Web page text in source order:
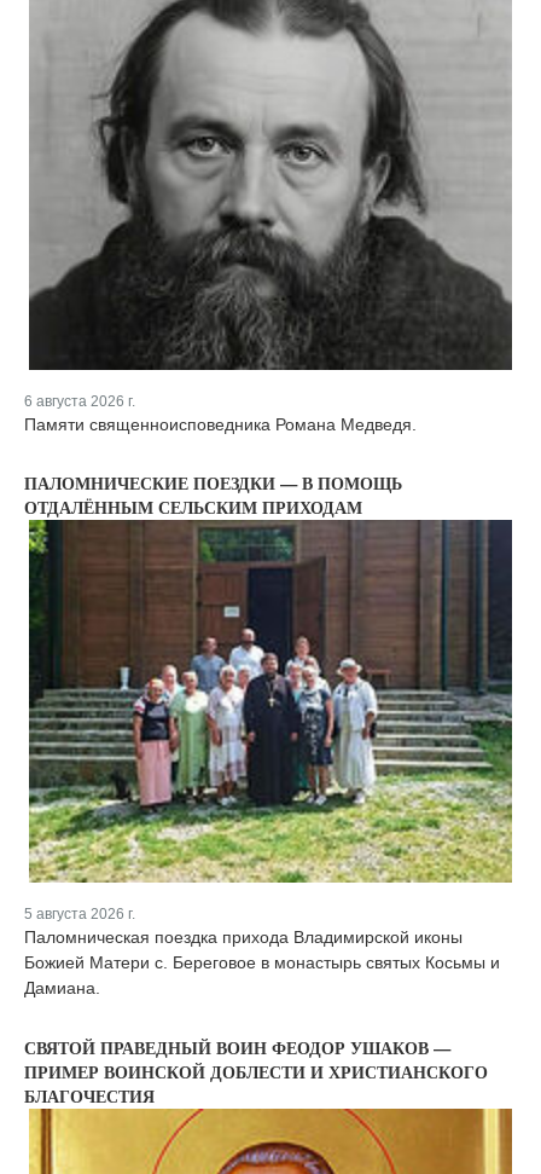
6 августа 2026 г.
Памяти священноисповедника Романа Медведя.
ПАЛОМНИЧЕСКИЕ ПОЕЗДКИ — В ПОМОЩЬ
ОТДАЛЁННЫМ СЕЛЬСКИМ ПРИХОДАМ
5 августа 2026 г.
Паломническая поездка прихода Владимирской иконы
Божией Матери с. Береговое в монастырь святых Косьмы и
Дамиана.
СВЯТОЙ ПРАВЕДНЫЙ ВОИН ФЕОДОР УШАКОВ —
ПРИМЕР ВОИНСКОЙ ДОБЛЕСТИ И ХРИСТИАНСКОГО
БЛАГОЧЕСТИЯ